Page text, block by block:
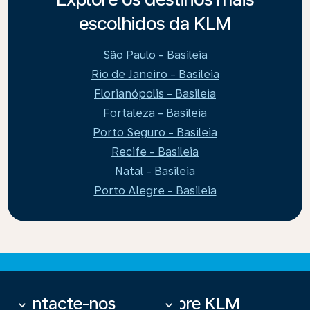
escolhidos da KLM
São Paulo - Basileia
Rio de Janeiro - Basileia
Florianópolis - Basileia
Fortaleza - Basileia
Porto Seguro - Basileia
Recife - Basileia
Natal - Basileia
Porto Alegre - Basileia
Contacte-nos
keyboard_arrow_down Sobre KLM
keyboard_arrow_down